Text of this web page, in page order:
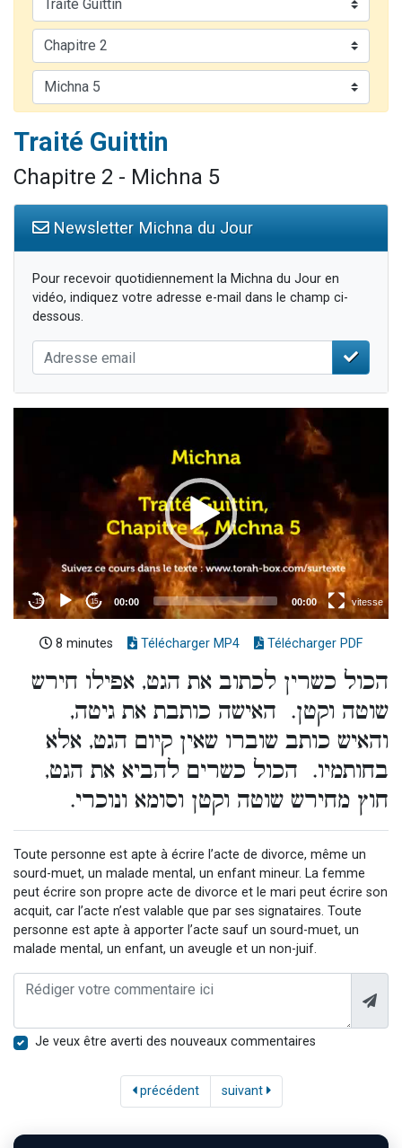
12 nouvelles musiques dans Torah-Box Music
3 personnes viennent de nous rejoindre sur WhatsApp
Traité Guittin
Chapitre 2 - Michna 5
Newsletter Michna du Jour
Pour recevoir quotidiennement la Michna du Jour en
vidéo, indiquez votre adresse e-mail dans le champ ci-
dessous.
8 minutes Télécharger MP4 Télécharger PDF
הכול כשרין לכתוב את הגט, אפילו חירש
שוטה וקטן. האישה כותבת את גיטה,
והאיש כותב שוברו שאין קיום הגט, אלא
בחותמיו. הכול כשרים להביא את הגט,
חוץ מחירש שוטה וקטן וסומא ונוכרי.
Toute personne est apte à écrire l’acte de divorce, même un
sourd-muet, un malade mental, un enfant mineur. La femme
peut écrire son propre acte de divorce et le mari peut écrire son
acquit, car l’acte n’est valable que par ses signataires. Toute
personne est apte à apporter l’acte sauf un sourd-muet, un
malade mental, un enfant, un aveugle et un non-juif.
Je veux être averti des nouveaux commentaires
précédent suivant